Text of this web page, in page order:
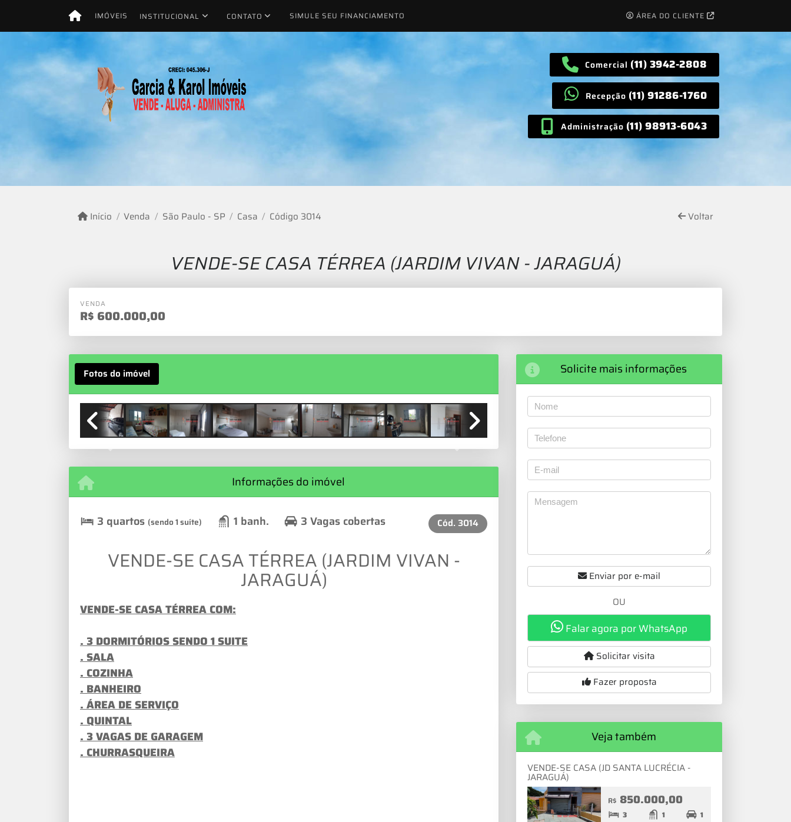
IMÓVEIS INSTITUCIONAL CONTATO SIMULE SEU FINANCIAMENTO ÁREA DO CLIENTE
Comercial (11) 3942-2808
Recepção (11) 91286-1760
Administração (11) 98913-6043
Início Venda São Paulo - SP Casa Código 3014 Voltar
VENDE-SE CASA TÉRREA (JARDIM VIVAN - JARAGUÁ)
VENDA
R$ 600.000,00
Fotos do imóvel
Previous Next
Informações do imóvel
3 quartos (sendo 1 suíte) 1 banh. 3 Vagas cobertas Cód. 3014
VENDE-SE CASA TÉRREA (JARDIM VIVAN -
JARAGUÁ)
VENDE-SE CASA TÉRREA COM:
. 3 DORMITÓRIOS SENDO 1 SUITE
. SALA
. COZINHA
. BANHEIRO
. ÁREA DE SERVIÇO
. QUINTAL
. 3 VAGAS DE GARAGEM
. CHURRASQUEIRA
Solicite mais informações
Enviar por e-mail
OU
Falar agora por WhatsApp
Solicitar visita
Fazer proposta
Veja também
VENDE-SE CASA (JD SANTA LUCRÉCIA -
JARAGUÁ)
R$ 850.000,00
3 1 1